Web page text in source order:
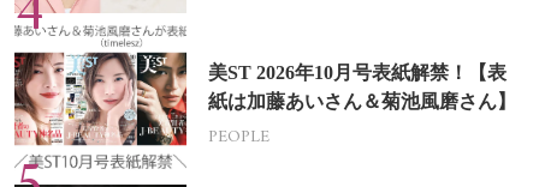
美ST 2026年10月号表紙解禁！【表
紙は加藤あいさん＆菊池風磨さん】
PEOPLE